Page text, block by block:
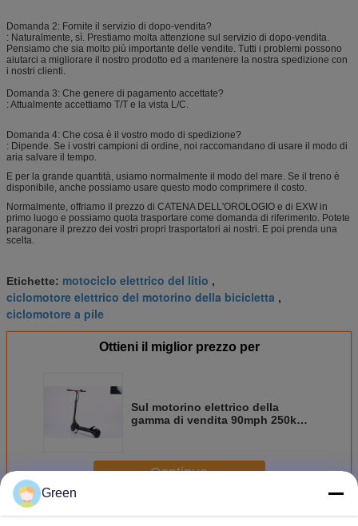
Domanda 2: Fornite il servizio di dopo-vendita?
: Naturalmente, sì. Prestiamo molta attenzione sul servizio di dopo-vendita.
Pensiamo che sia molto più importante delle vendite. Tutti i problemi possono
aiutarci a migliorare il nostro prodotto ed a mantenere la nostra spedizione con
i nostri clienti.
Domanda 3: Che genere di pagamento accettate?
: Attualmente accettiamo T/T e la vista L/C.
Domanda 4: Che cosa è il vostro modo di spedizione?
: Dipende. Se i vostri campioni di ordine, noi raccomandano di usare il modo di
aria salvare il tempo.
E per la grande quantità, usiamo normalmente il modo del mare. Se il treno è
disponibile, anche possiamo usare questo modo comprimere il costo.
Normalmente, offriamo il prezzo di CATENA DELL'OROLOGIO e di EXW in
primo luogo e possiamo quota trasportare come domanda di riferimento. Potete
paragonare il prezzo dei vostri propri trasportatori ai nostri. E poi prenda una
scelta.
Etichette: motociclo elettrico del litio ,
ciclomotore elettrico del motorino della bicicletta ,
ciclomotore a pile
Ottieni il miglior prezzo per
Sul motorino elettrico della
gamma di vendita 90mph 250km
Continua
PiùMotorino potente elettrico
Green